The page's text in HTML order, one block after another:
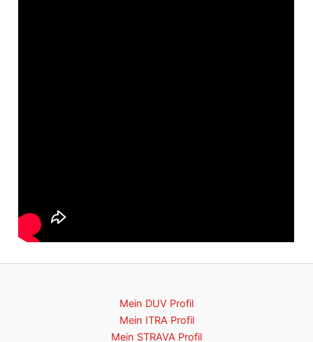
Mein DUV Profil
Mein ITRA Profil
Mein STRAVA Profil